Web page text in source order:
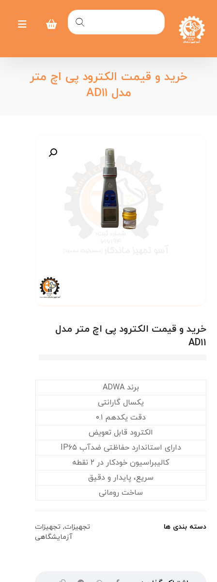
خرید و قیمت الکترود پی اچ متر
مدل AD۱۱
بزرگنمایی تصویر
خرید و قیمت الکترود پی اچ متر مدل
AD۱۱
برند ADWA
یکسال گارانتی
دقت یکدهم ۰.۱
الکترود قابل تعویض
دارای استاندارد حفاظتی ضدآب IP۶۵
کالیبراسیون خودکار در ۲ نقطه
سریع، پایدار و دقیق
ساخت رومانی
دسته بندی ها تجهیزات, تجهیزات
آزمایشگاهی